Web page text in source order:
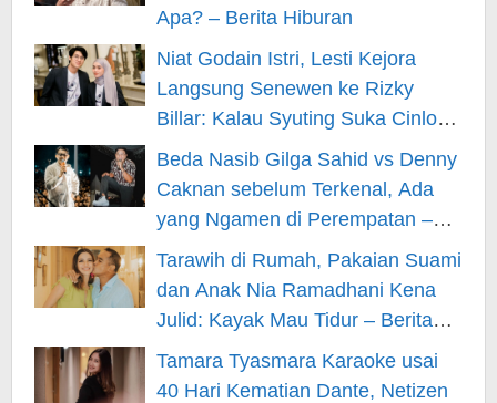
Apa? – Berita Hiburan
Niat Godain Istri, Lesti Kejora
Langsung Senewen ke Rizky
Billar: Kalau Syuting Suka Cinlok?
– Berita Hiburan
Beda Nasib Gilga Sahid vs Denny
Caknan sebelum Terkenal, Ada
yang Ngamen di Perempatan –
Berita Hiburan
Tarawih di Rumah, Pakaian Suami
dan Anak Nia Ramadhani Kena
Julid: Kayak Mau Tidur – Berita
Hiburan
Tamara Tyasmara Karaoke usai
40 Hari Kematian Dante, Netizen